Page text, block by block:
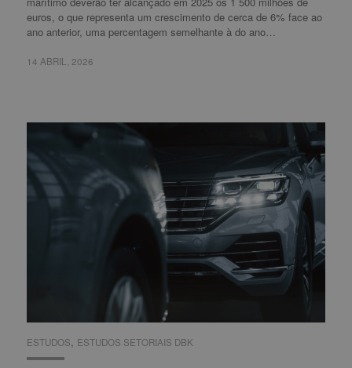
euros, o que representa um crescimento de cerca de 6% face ao
ano anterior, uma percentagem semelhante à do ano…
14 ABRIL, 2026
14 ABRIL, 2026
ESTUDOS, ESTUDOS SETORIAIS DBK
ESTUDOS ESTUDOS SETORIAIS DBK